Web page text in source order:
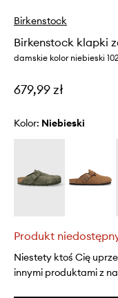
Birkenstock
Birkenstock klapki
damskie kolor niebieski
679,99 zł
Kolor: niebieski
Produkt
Niestety ktoś Cię
innymi produktami z